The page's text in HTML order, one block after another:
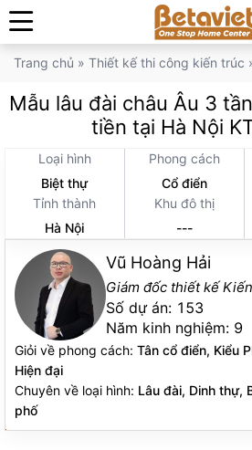
Trang chủ » Thiết kế thi công kiến trúc
Mẫu lâu đài châu Âu 3
tiền tại Hà Nội
Loại hình
Biệt thự
Phong cách
Cổ điển
Tỉnh thành
Hà Nội
Khu đô thị
---
Vũ Hoàng Hải
Giám đốc thiết kế
Số dự án: 153
Năm kinh nghiệm: 9
Giỏi về phong cách: Tân cổ điển, Kiểu
Hiện đại
Chuyên về loại hình: Lâu đài, Dinh thự,
phố